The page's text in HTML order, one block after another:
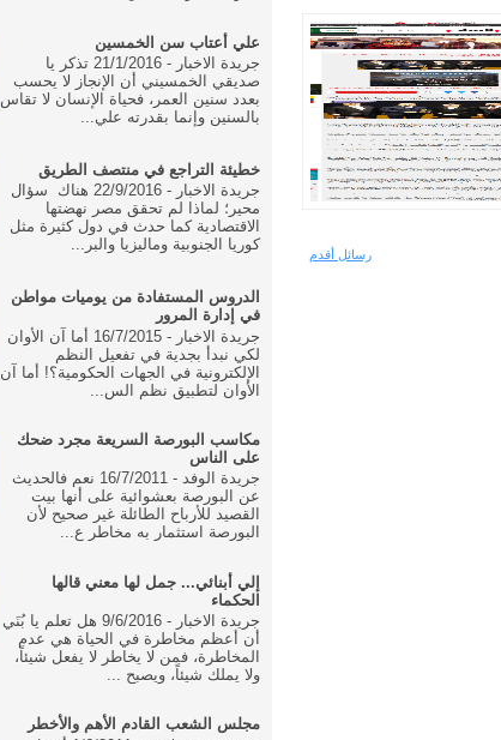
رسائل أقدم
علي أعتاب سن الخمسين
جريدة الاخبار - 21/1/2016 تذكر يا
صديقي الخمسيني أن الإنجاز لا يحسب
بعدد سنين العمر، فحياة الإنسان لا تقاس
بالسنين وإنما بقدرته علي...
خطيئة التراجع في منتصف الطريق
جريدة الاخبار - 22/9/2016 هناك سؤال
محير؛ لماذا لم تحقق مصر نهضتها
الاقتصادية كما حدث في دول كثيرة مثل
كوريا الجنوبية وماليزيا والبر...
الدروس المستفادة من يوميات مواطن
في إدارة المرور
جريدة الاخبار - 16/7/2015 أما آن الأوان
لكي نبدأ بجدية في تفعيل النظم
الإلكترونية في الجهات الحكومية؟! أما آن
الأوان لتطبيق نظم الس...
مكاسب البورصة السريعة مجرد ضحك
على الناس
جريدة الوفد - 16/7/2011 نعم فالحديث
عن البورصة بعشوائية على أنها بيت
القصيد للأرباح الطائلة غير صحيح لأن
البورصة استثمار به مخاطر ع...
إلي أبنائي... جمل لها معني قالها
الحكماء
جريدة الاخبار - 9/6/2016 هل تعلم يا بُنَي
أن أعظم مخاطرة في الحياة هي عدم
المخاطرة، فمن لا يخاطر لا يفعل شيئاً،
ولا يملك شيئاً، ويصبح ...
مجلس الشعب القادم الأهم والأخطر